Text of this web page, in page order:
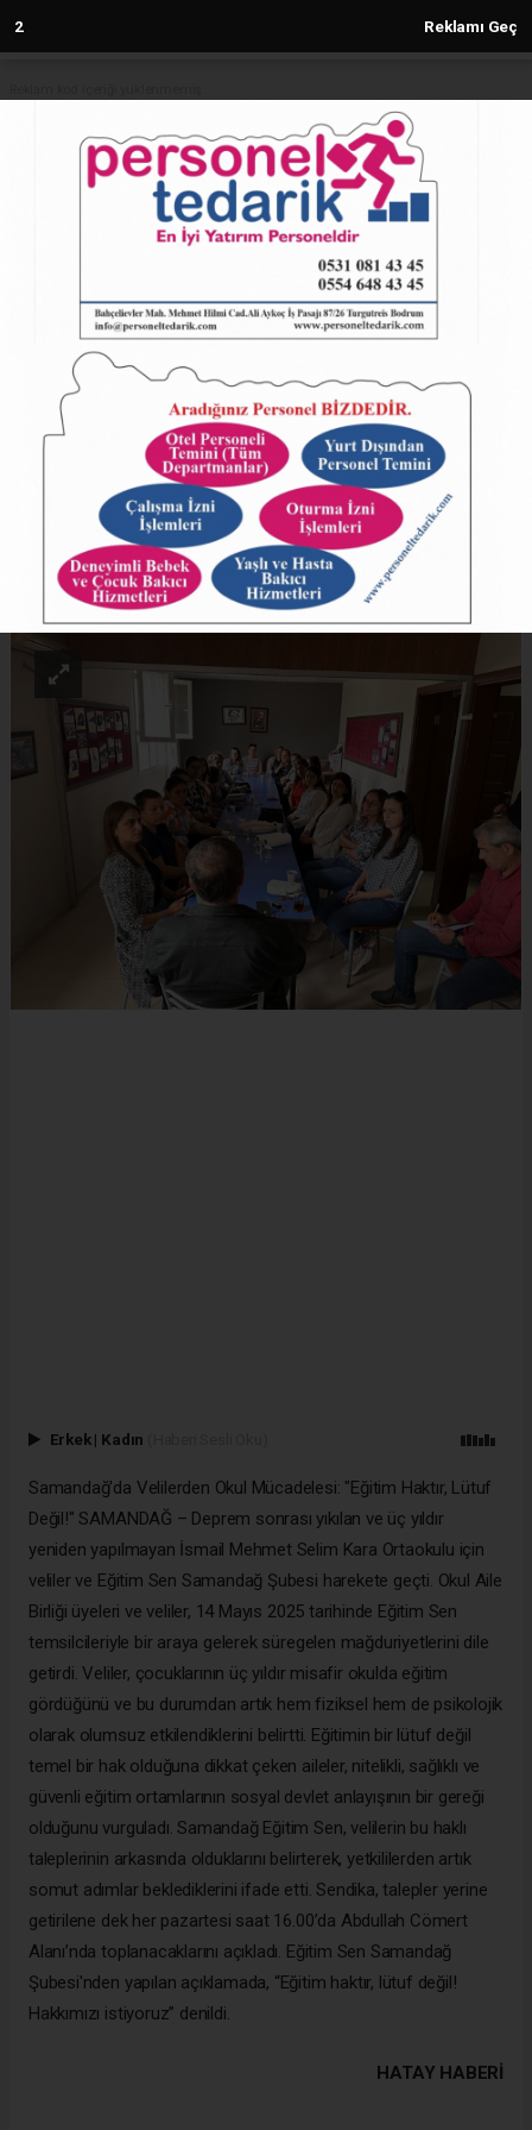
1 Reklamı Geç
Anasayfa HATAY
Samandağ'da Velilerden Okul
Mücadelesi: "Eğitim Haktır, Lütuf
Değil!"
HATAY
(Sovtna) - Sovtna Haber Gazetesi | 14.05.2025 - 18:42, Güncelleme:
17416+ kez okundu.
Samandağ'da Velilerden Okul Mücadelesi: "Eğitim
Haktır, Lütuf Değil!"
ABONE OL
Erkek | Kadın
Samandağ'da Velilerden Okul Mücadelesi: "Eğitim Haktır, Lütuf
Değil!" SAMANDAĞ – Deprem sonrası yıkılan ve üç yıldır
yeniden yapılmayan İsmail Mehmet Selim Kara Ortaokulu için
veliler ve Eğitim Sen Samandağ Şubesi harekete geçti. Okul Aile
Birliği üyeleri ve veliler, 14 Mayıs 2025 tarihinde Eğitim Sen
temsilcileriyle bir araya gelerek süregelen mağduriyetlerini dile
getirdi. Veliler, çocuklarının üç yıldır misafir okulda eğitim
gördüğünü ve bu durumdan artık hem fiziksel hem de psikolojik
olarak olumsuz etkilendiklerini belirtti. Eğitimin bir lütuf değil
temel bir hak olduğuna dikkat çeken aileler, nitelikli, sağlıklı ve
güvenli eğitim ortamlarının sosyal devlet anlayışının bir gereği
olduğunu vurguladı. Samandağ Eğitim Sen, velilerin bu haklı
taleplerinin arkasında olduklarını belirterek, yetkililerden artık
somut adımlar beklediklerini ifade etti. Sendika, talepler yerine
getirilene dek her pazartesi saat 16.00’da Abdullah Cömert
Alanı’nda toplanacaklarını açıkladı. Eğitim Sen Samandağ
Şubesi'nden yapılan açıklamada, “Eğitim haktır, lütuf değil!
Hakkımızı istiyoruz” denildi.
HATAY HABERİ